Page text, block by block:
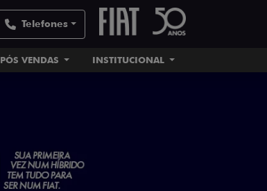
Telefones
PÓS VENDAS INSTITUCIONAL